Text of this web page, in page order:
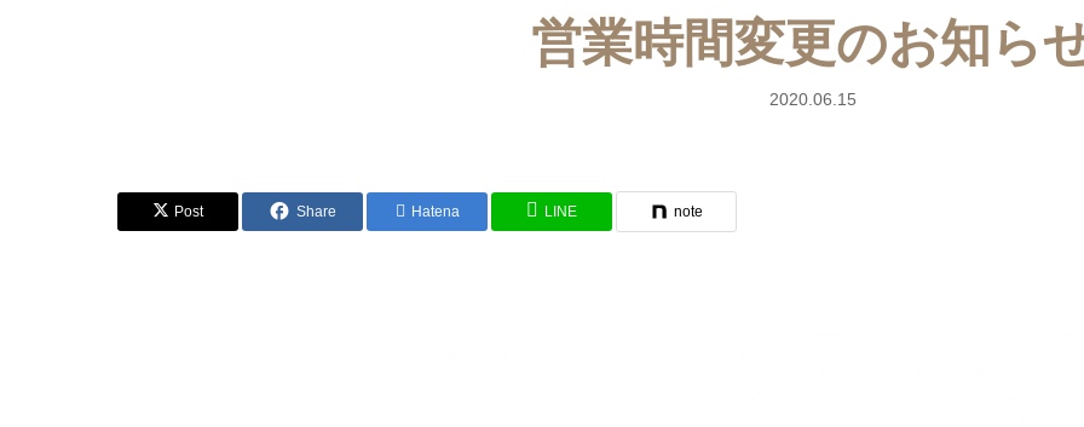
営業時間変更のお知ら
2020.06.15
Post Share Hatena LINE note